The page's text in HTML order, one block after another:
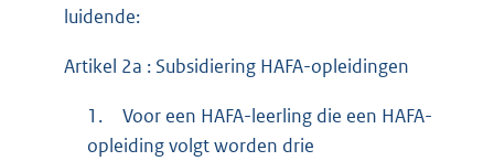
luidende:
Artikel 2a : Subsidiering HAFA-opleidingen
1.
Voor een HAFA-leerling die een HAFA-
opleiding volgt worden drie